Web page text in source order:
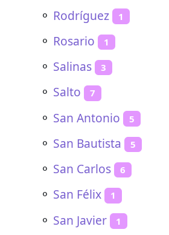
⚬ Rodríguez 1
⚬ Rosario 1
⚬ Salinas 3
⚬ Salto 7
⚬ San Antonio 5
⚬ San Bautista 5
⚬ San Carlos 6
⚬ San Félix 1
⚬ San Javier 1